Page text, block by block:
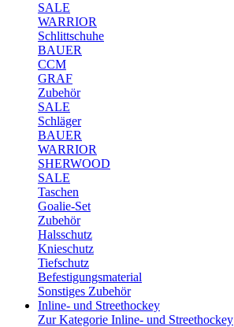
SALE
WARRIOR
Schlittschuhe
BAUER
CCM
GRAF
Zubehör
SALE
Schläger
BAUER
WARRIOR
SHERWOOD
SALE
Taschen
Goalie-Set
Zubehör
Halsschutz
Knieschutz
Tiefschutz
Befestigungsmaterial
Sonstiges Zubehör
Inline- und Streethockey
Zur Kategorie Inline- und Streethockey